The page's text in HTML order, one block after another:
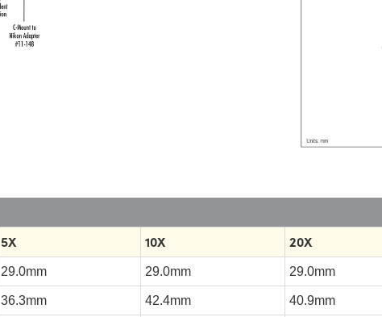
5X
10X 20X
29.0mm 29.0mm 29.0mm
36.3mm 42.4mm 40.9mm